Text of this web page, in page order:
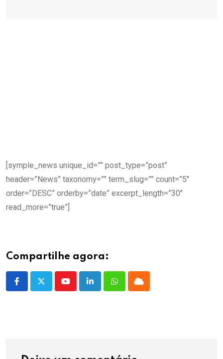
[symple_news unique_id=”” post_type=”post”
header=”News” taxonomy=”” term_slug=”” count=”5″
order=”DESC” orderby=”date” excerpt_length=”30″
read_more=”true”]
Compartilhe agora:
YoutubeLinkedInWhatsappCloud